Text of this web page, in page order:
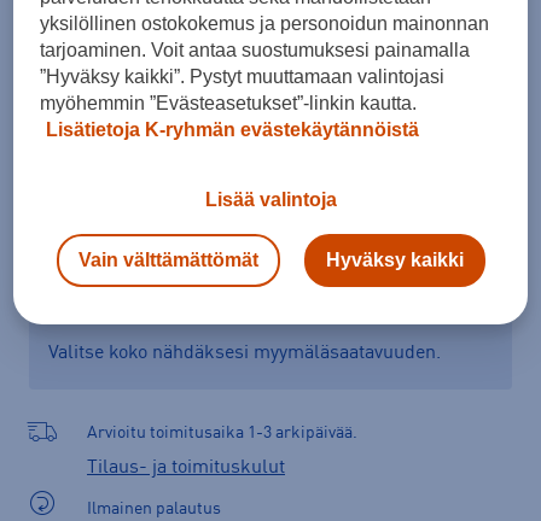
Kokotaulukko
Lisää ostoskoriin
Tarkista saatavuus ja tilaa myymälästä
Verkkokauppa: SaatavillaMyymälät: Saatavilla
Valitse koko nähdäksesi myymäläsaatavuuden.
Arvioitu toimitusaika 1-3 arkipäivää.
Tilaus- ja toimituskulut
Ilmainen palautus
yksilöllinen ostokokemus ja personoidun mainonnan
tarjoaminen. Voit antaa suostumuksesi painamalla
”Hyväksy kaikki”. Pystyt muuttamaan valintojasi
myöhemmin ”Evästeasetukset”-linkin kautta.
Lisätietoja K-ryhmän evästekäytännöistä
Lisää valintoja
Vain välttämättömät Hyväksy kaikki